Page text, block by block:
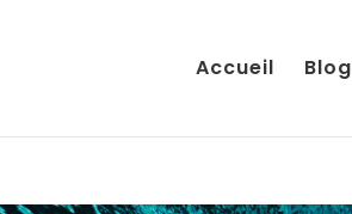
Accueil Blog